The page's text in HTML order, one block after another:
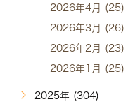
2026年4月 (25)
2026年3月 (26)
2026年2月 (23)
2026年1月 (25)
2025年 (304)